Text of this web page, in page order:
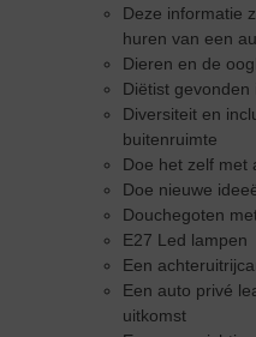
Deze informatie
huren van een
Dieren en de
Diëtist gevonden
Diversiteit en
buitenruimte
Doe het zelf met
Doe nieuwe
Douchegoten
E27 Led lampen
Een
Een auto privé
uitkomst